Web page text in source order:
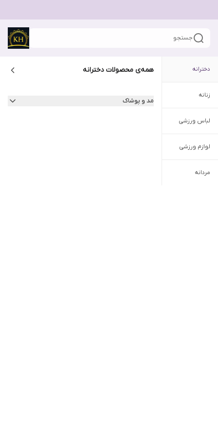
جستجو
دخترانه
زنانه
لباس ورزشی
لوازم ورزشی
مردانه
همه‌ی محصولات دخترانه
مد و پوشاک